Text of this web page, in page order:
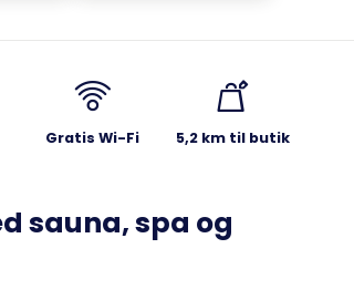
Gratis Wi-Fi 5,2 km til butik
sauna, spa og